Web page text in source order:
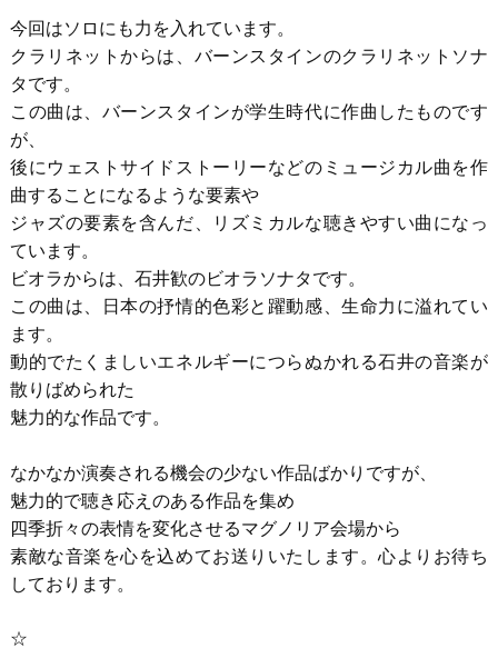
今回はソロにも力を入れています。
クラリネットからは、バーンスタインのクラリネットソナ
タです。
この曲は、バーンスタインが学生時代に作曲したものです
が、
後にウェストサイドストーリーなどのミュージカル曲を作
曲することになるような要素や
ジャズの要素を含んだ、リズミカルな聴きやすい曲になっ
ています。
ビオラからは、石井歓のビオラソナタです。
この曲は、日本の抒情的色彩と躍動感、生命力に溢れてい
ます。
動的でたくましいエネルギーにつらぬかれる石井の音楽が
散りばめられた
魅力的な作品です。
なかなか演奏される機会の少ない作品ばかりですが、
魅力的で聴き応えのある作品を集め
四季折々の表情を変化させるマグノリア会場から
素敵な音楽を心を込めてお送りいたします。心よりお待ち
しております。
☆